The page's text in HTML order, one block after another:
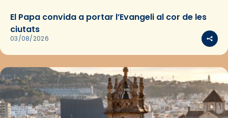
El Papa convida a portar l’Evangeli al cor de les
ciutats
03/08/2026